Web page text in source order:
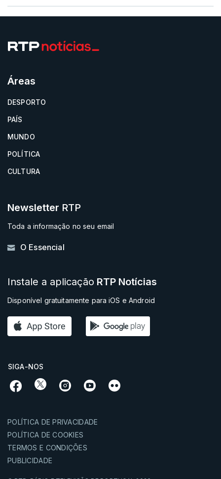
Áreas
DESPORTO
PAÍS
MUNDO
POLÍTICA
CULTURA
Newsletter RTP
Toda a informação no seu email
O Essencial
Instale a aplicação RTP Notícias
Disponível gratuitamente para iOS e Android
SIGA-NOS
POLÍTICA DE PRIVACIDADE
POLÍTICA DE COOKIES
TERMOS E CONDIÇÕES
PUBLICIDADE